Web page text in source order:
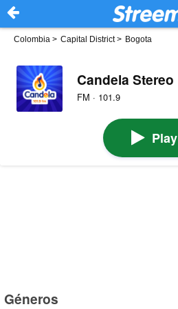
Colombia > Capital District> Bogota
Candela Stereo
FM · 101.9
Play
Géneros